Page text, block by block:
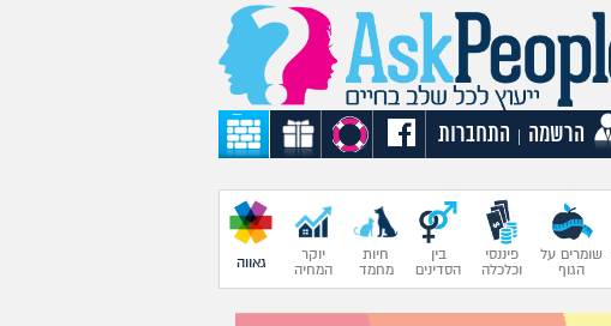
הרשמה התחברות
שומרים על
הגוף
פיננסי
וכלכלה
בין
הסדינים
חיות
מחמד
יוקר
המחיה
גאווה